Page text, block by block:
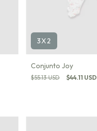
3X2
Conjunto Joy
$55.13 USD $44.11 USD